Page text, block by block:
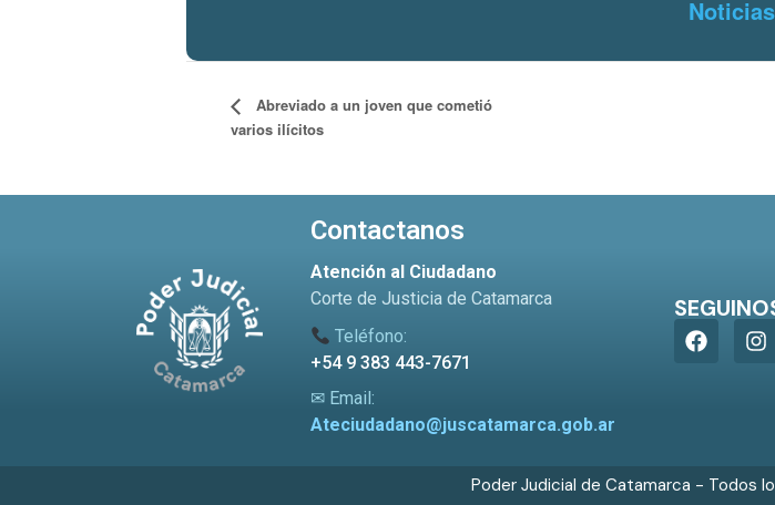
Noticias
Abreviado a un joven que cometió
varios ilícitos
Contactanos
Atención al Ciudadano
Corte de Justicia de Catamarca
Teléfono:
+54 9 383 443-7671
✉ Email:
Ateciudadano@juscatamarca.gob.ar
Poder Judicial de Catamarca - Todos